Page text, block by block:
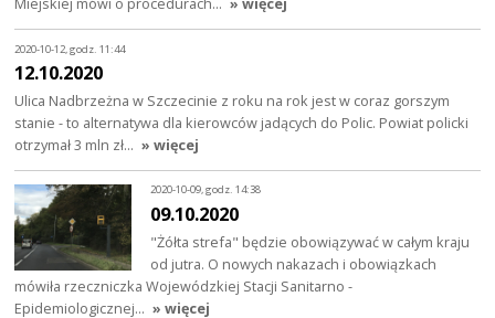
2020-10-12, godz. 11:44
12.10.2020
Ulica Nadbrzeżna w Szczecinie z roku na rok jest w coraz gorszym
stanie - to alternatywa dla kierowców jadących do Polic. Powiat policki
otrzymał 3 mln zł… » więcej
2020-10-09, godz. 14:38
09.10.2020
"Żółta strefa" będzie obowiązywać w całym kraju
od jutra. O nowych nakazach i obowiązkach
mówiła rzeczniczka Wojewódzkiej Stacji Sanitarno -
Epidemiologicznej… » więcej